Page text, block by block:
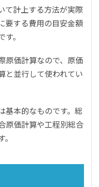
て計上する方法が実際
要する費用の目安金額
。
原価計算なので、原価
と並行して使われてい
基本的なものです。総
原価計算や工程別総合